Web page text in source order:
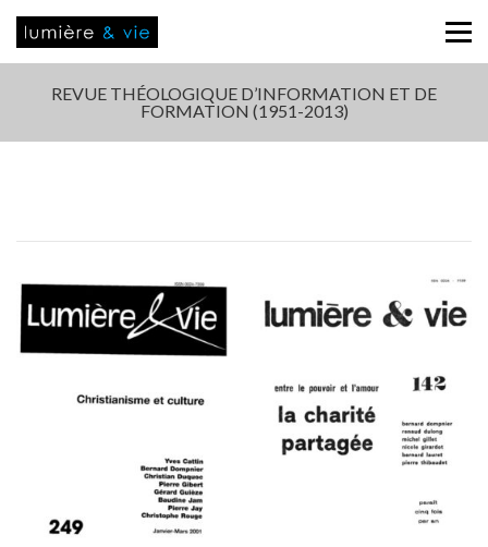
REVUE THÉOLOGIQUE D’INFORMATION ET DE
FORMATION (1951-2013)